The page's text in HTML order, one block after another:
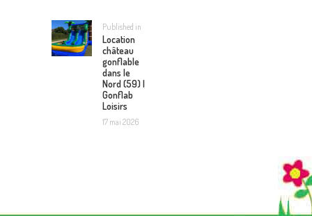
L’ARTICLE
Published in
Location
château
gonflable
dans le
Nord (59) |
Gonflab
Loisirs
17 mai 2026